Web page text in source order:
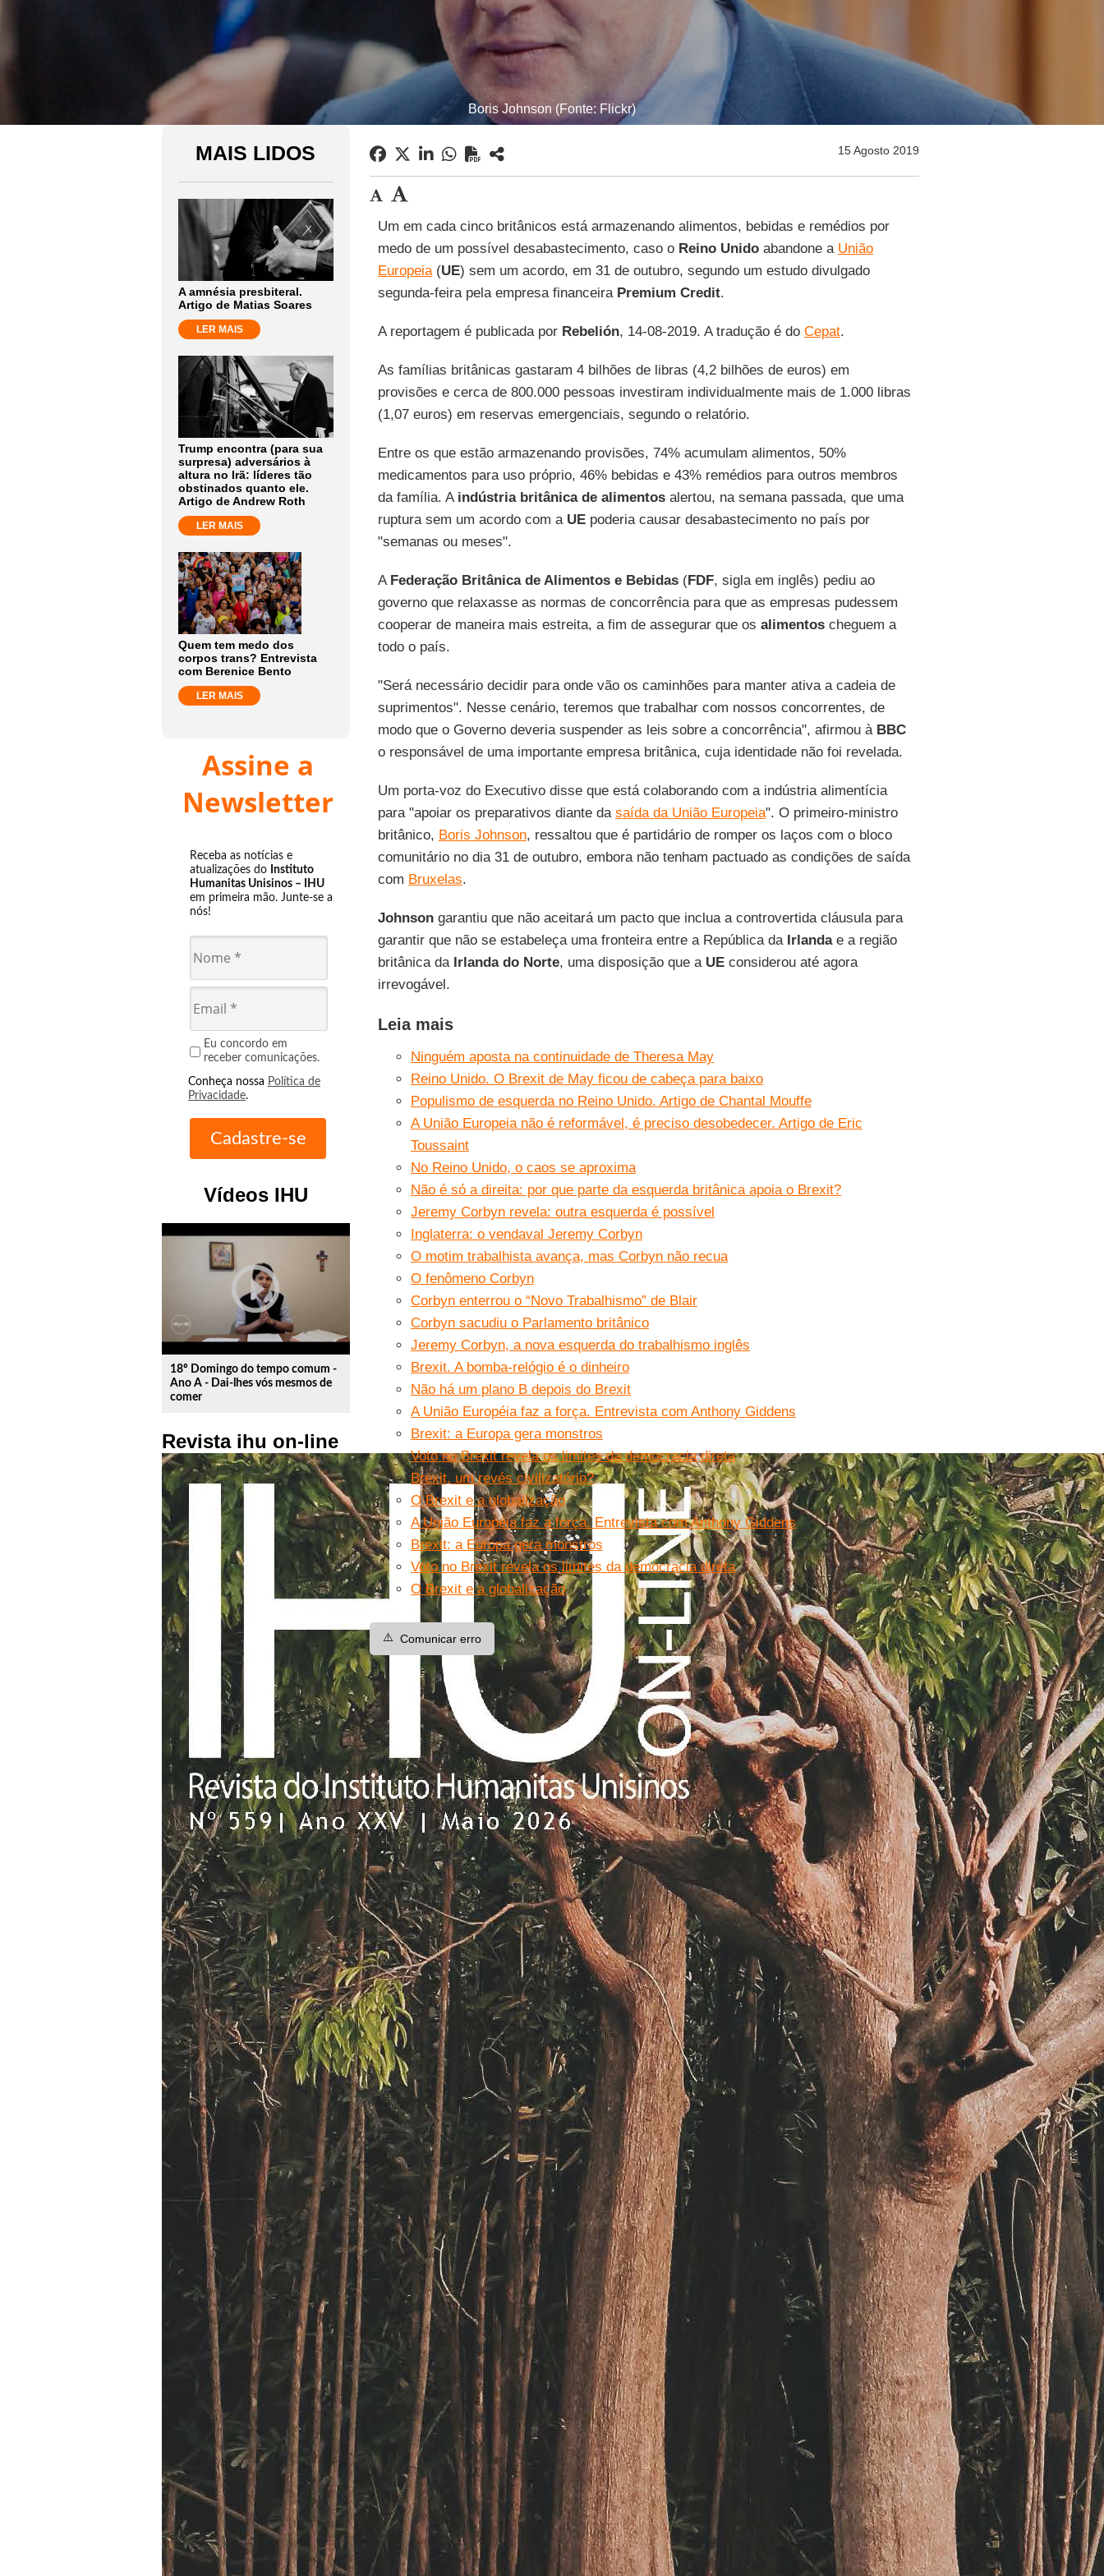
Boris Johnson (Fonte: Flickr)
MAIS LIDOS
A amnésia presbiteral.
Artigo de Matias Soares
LER MAIS
Trump encontra (para sua
surpresa) adversários à
altura no Irã: líderes tão
obstinados quanto ele.
Artigo de Andrew Roth
LER MAIS
Quem tem medo dos
corpos trans? Entrevista
com Berenice Bento
LER MAIS
Assine a
Newsletter
Receba as notícias e
atualizações do Instituto
Humanitas Unisinos – IHU
em primeira mão. Junte-se a
nós!
Eu concordo em
receber comunicações.
Conheça nossa Política de
Privacidade.
Vídeos IHU
play_circle_outline
18º Domingo do tempo comum -
Ano A - Dai-lhes vós mesmos de
comer
Revista ihu on-line
15 Agosto 2019
Um em cada cinco britânicos está armazenando alimentos, bebidas e remédios por
medo de um possível desabastecimento, caso o Reino Unidoabandone a União
Europeia(UE) sem um acordo, em 31 de outubro, segundo um estudo divulgado
segunda-feira pela empresa financeira Premium Credit.
A reportagem é publicada por Rebelión, 14-08-2019. A tradução é do Cepat.
As famílias britânicas gastaram 4 bilhões de libras (4,2 bilhões de euros) em
provisões e cerca de 800.000 pessoas investiram individualmente mais de 1.000 libras
(1,07 euros) em reservas emergenciais, segundo o relatório.
Entre os que estão armazenando provisões, 74% acumulam alimentos, 50%
medicamentos para uso próprio, 46% bebidas e 43% remédios para outros membros
da família. A indústria britânica de alimentosalertou, na semana passada, que uma
ruptura sem um acordo com a UEpoderia causar desabastecimento no país por
"semanas ou meses".
A Federação Britânica de Alimentos e Bebidas(FDF, sigla em inglês) pediu ao
governo que relaxasse as normas de concorrência para que as empresas pudessem
cooperar de maneira mais estreita, a fim de assegurar que os alimentoscheguem a
todo o país.
"Será necessário decidir para onde vão os caminhões para manter ativa a cadeia de
suprimentos". Nesse cenário, teremos que trabalhar com nossos concorrentes, de
modo que o Governo deveria suspender as leis sobre a concorrência", afirmou à BBC
o responsável de uma importante empresa britânica, cuja identidade não foi revelada.
Um porta-voz do Executivo disse que está colaborando com a indústria alimentícia
para "apoiar os preparativos diante da saída da União Europeia". O primeiro-ministro
britânico, Boris Johnson, ressaltou que é partidário de romper os laços com o bloco
comunitário no dia 31 de outubro, embora não tenham pactuado as condições de saída
com Bruxelas.
Johnsongarantiu que não aceitará um pacto que inclua a controvertida cláusula para
garantir que não se estabeleça uma fronteira entre a República da Irlandae a região
britânica da Irlanda do Norte, uma disposição que a UEconsiderou até agora
irrevogável.
Leia mais
Ninguém aposta na continuidade de Theresa May
Reino Unido. O Brexit de May ficou de cabeça para baixo
Populismo de esquerda no Reino Unido. Artigo de Chantal Mouffe
A União Europeia não é reformável, é preciso desobedecer. Artigo de Eric
Toussaint
No Reino Unido, o caos se aproxima
Não é só a direita: por que parte da esquerda britânica apoia o Brexit?
Jeremy Corbyn revela: outra esquerda é possível
Inglaterra: o vendaval Jeremy Corbyn
O motim trabalhista avança, mas Corbyn não recua
O fenômeno Corbyn
Corbyn enterrou o “Novo Trabalhismo” de Blair
Corbyn sacudiu o Parlamento britânico
Jeremy Corbyn, a nova esquerda do trabalhismo inglês
Brexit. A bomba-relógio é o dinheiro
Não há um plano B depois do Brexit
A União Européia faz a força. Entrevista com Anthony Giddens
Brexit: a Europa gera monstros
Voto no Brexit revela os limites da democracia direta
Brexit, um revés civilizatório?
O Brexit e a globalização
A União Européia faz a força. Entrevista com Anthony Giddens
Brexit: a Europa gera monstros
Voto no Brexit revela os limites da democracia direta
O Brexit e a globalização
⚠️ Comunicar erro